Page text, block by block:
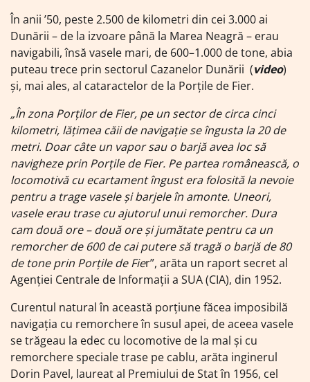
În anii ’50, peste 2.500 de kilometri din cei 3.000 ai
Dunării – de la izvoare până la Marea Neagră – erau
navigabili, însă vasele mari, de 600–1.000 de tone, abia
puteau trece prin sectorul Cazanelor Dunării (video)
și, mai ales, al cataractelor de la Porțile de Fier.
„În zona Porților de Fier, pe un sector de circa cinci
kilometri, lățimea căii de navigație se îngusta la 20 de
metri. Doar câte un vapor sau o barjă avea loc să
navigheze prin Porțile de Fier. Pe partea românească, o
locomotivă cu ecartament îngust era folosită la nevoie
pentru a trage vasele și barjele în amonte. Uneori,
vasele erau trase cu ajutorul unui remorcher. Dura
cam două ore – două ore și jumătate pentru ca un
remorcher de 600 de cai putere să tragă o barjă de 80
de tone prin Porțile de Fier”, arăta un raport secret al
Agenției Centrale de Informații a SUA (CIA), din 1952.
Curentul natural în această porțiune făcea imposibilă
navigația cu remorchere în susul apei, de aceea vasele
se trăgeau la edec cu locomotive de la mal și cu
remorchere speciale trase pe cablu, arăta inginerul
Dorin Pavel, laureat al Premiului de Stat în 1956, cel